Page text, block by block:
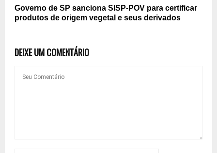
Governo de SP sanciona SISP-POV para certificar
produtos de origem vegetal e seus derivados
DEIXE UM COMENTÁRIO